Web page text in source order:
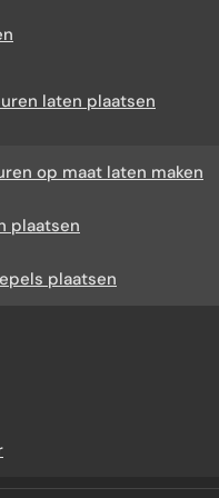
laten plaatsen
op maat laten maken
plaatsen
plaatsen